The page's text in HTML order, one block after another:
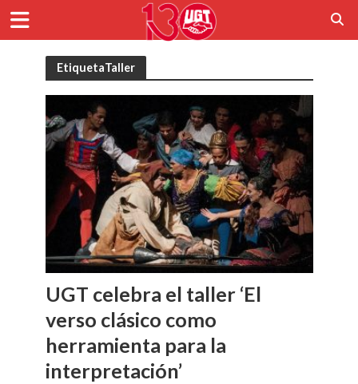
EtiquetaTaller
UGT celebra el taller ‘El
verso clásico como
herramienta para la
interpretación’